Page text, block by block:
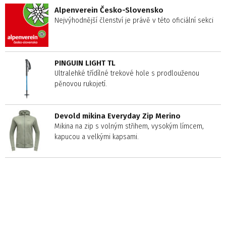
Alpenverein Česko-Slovensko
Nejvýhodnější členství je právě v této oficiální sekci
PINGUIN LIGHT TL
Ultralehké třídílné trekové hole s prodlouženou
pěnovou rukojetí.
Devold mikina Everyday Zip Merino
Mikina na zip s volným střihem, vysokým límcem,
kapucou a velkými kapsami.